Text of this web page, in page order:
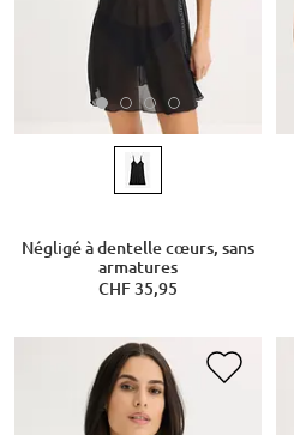
Négligé à dentelle cœurs, sans
armatures
CHF 35,95